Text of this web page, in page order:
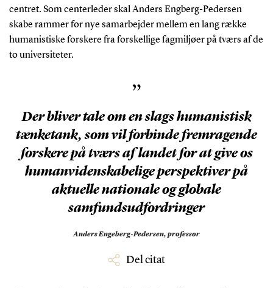
centret. Som centerleder skal Anders Engberg-Pedersen
skabe rammer for nye samarbejder mellem en lang række
humanistiske forskere fra forskellige fagmiljøer på tværs af de
to universiteter.
”
Der bliver tale om en slags humanistisk
tænketank, som vil forbinde fremragende
forskere på tværs af landet for at give os
humanvidenskabelige perspektiver på
aktuelle nationale og globale
samfundsudfordringer
Anders Engeberg-Pedersen, professor
Del citat